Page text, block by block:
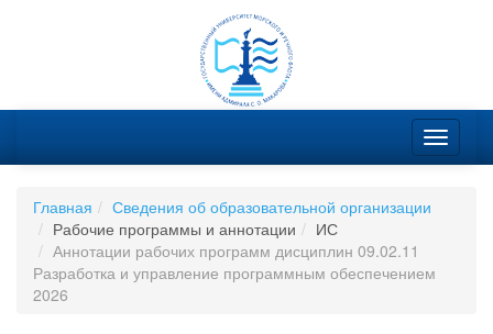
Главная
Сведения об образовательной организации
Рабочие программы и аннотации
ИС
Аннотации рабочих программ дисциплин 09.02.11
Разработка и управление программным обеспечением
2026